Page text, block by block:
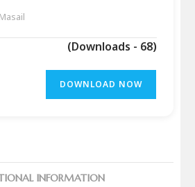
(Downloads - 68)
DOWNLOAD NOW
INFORMATION